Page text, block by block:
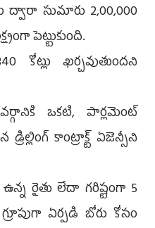
ద్వారా సుమారు 2,00,000
పెట్టుకుంది.
ఖర్చవుతుందని
ఒకటి, పార్లమెంట్‌
కాంట్రాక్ట్‌ ఏజెన్సీని
రైతు లేదా గరిష్టంగా 5
ఏర్పడి బోరు కోసం